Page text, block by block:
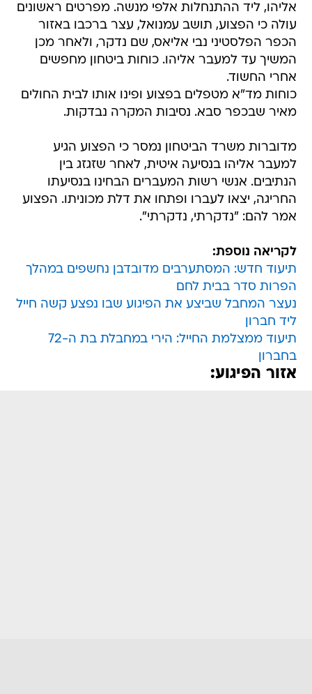
אליהו, ליד ההתנחלות אלפי מנשה. מפרטים ראשונים
עולה כי הפצוע, תושב עמנואל, עצר ברכבו באזור
הכפר הפלסטיני נבי אליאס, שם נדקר, ולאחר מכן
המשיך עד למעבר אליהו. כוחות ביטחון מחפשים
אחרי החשוד.
כוחות מד"א מטפלים בפצוע ופינו אותו לבית החולים
מאיר שבכפר סבא. נסיבות המקרה נבדקות.
מדוברות משרד הביטחון נמסר כי הפצוע הגיע
למעבר אליהו בנסיעה איטית, לאחר שזגזג בין
הנתיבים. אנשי רשות המעברים הבחינו בנסיעתו
החריגה, יצאו לעברו ופתחו את דלת מכוניתו. הפצוע
אמר להם: "נדקרתי, נדקרתי".
לקריאה נוספת:
תיעוד חדש: המסתערבים מדובדבן נחשפים במהלך
הפרות סדר בבית לחם
נעצר המחבל שביצע את הפיגוע שבו נפצע קשה חייל
ליד חברון
תיעוד ממצלמת החייל: הירי במחבלת בת ה-72
בחברון
אזור הפיגוע: